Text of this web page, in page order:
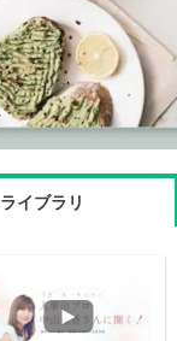
ライブラリ